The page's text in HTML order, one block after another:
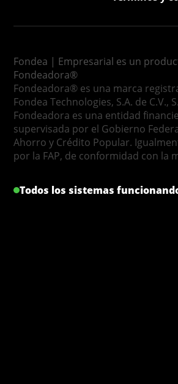
Fondea | Empresarial es un
Fondeadora®
Fondeadora® es una marca
Fondea Technologies, S.A. de C.V.,
Fondeadora es una entidad
supervisada por el Gobierno
Ahorro y Crédito Popular.
por la FAP, de conformidad con la
Todos los sistemas